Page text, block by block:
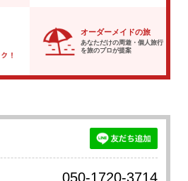
オーダーメイドの旅
あなただけの周遊・個人旅行
を旅のプロが提案
050-1720-3714